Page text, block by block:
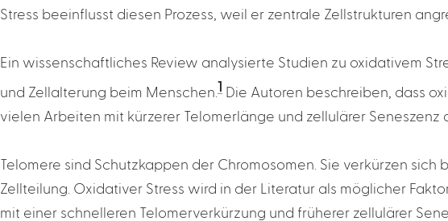
Stress beeinflusst diesen Prozess, weil er zentrale Zellstrukturen
Ein wissenschaftliches Review analysierte Studien zu oxidativem
und Zellalterung beim Menschen. 1
Die Autoren beschreiben, dass
vielen Arbeiten mit kürzerer Telomerlänge und zellulärer Seneszenz
Telomere sind Schutzkappen der Chromosomen. Sie verkürzen sich
Zellteilung. Oxidativer Stress wird in der Literatur als möglicher
mit einer schnelleren Telomerverkürzung und früherer zellulärer